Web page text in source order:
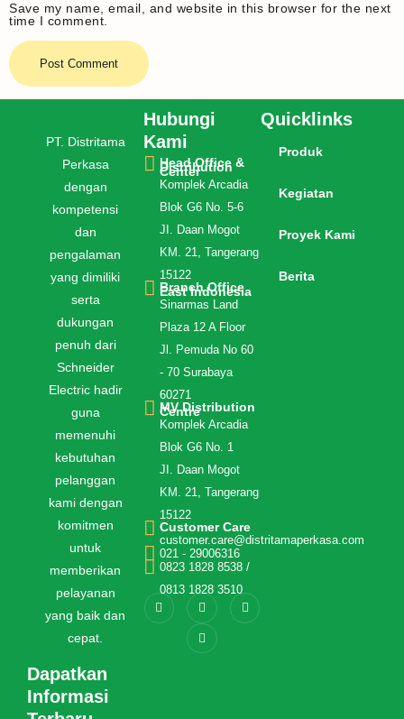
Save my name, email, and website in this browser for the next
time I comment.
PT. Distritama
Perkasa
dengan
kompetensi
dan
pengalaman
yang dimiliki
serta
dukungan
penuh dari
Schneider
Electric hadir
guna
memenuhi
kebutuhan
pelanggan
kami dengan
komitmen
untuk
memberikan
pelayanan
yang baik dan
cepat.
Dapatkan
Informasi
Hubungi
Kami
Head Office &
Distribution
Center
Komplek Arcadia
Blok G6 No. 5-6
JI. Daan Mogot
KM. 21, Tangerang
15122
Branch Office
East Indonesia
Sinarmas Land
Plaza 12 A Floor
Jl. Pemuda No 60
- 70 Surabaya
60271
MV Distribution
Centre
Komplek Arcadia
Blok G6 No. 1
JI. Daan Mogot
KM. 21, Tangerang
15122
Customer Care
customer.care@distritamaperkasa.com
021 - 29006316
0823 1828 8538 /
0813 1828 3510
Quicklinks
Produk
Kegiatan
Proyek Kami
Berita